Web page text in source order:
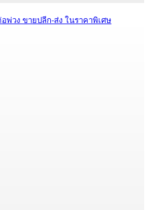
พ่วง ขายปลีก-ส่ง ในราคาพิเศษ